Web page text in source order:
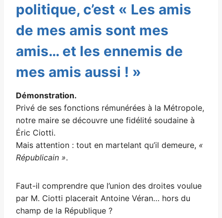
politique, c’est « Les amis
de mes amis sont mes
amis… et les ennemis de
mes amis aussi ! »
Démonstration.
Privé de ses fonctions rémunérées à la Métropole,
notre maire se découvre une fidélité soudaine à
Éric Ciotti.
Mais attention : tout en martelant qu’il demeure, «
Républicain ».
Faut-il comprendre que l’union des droites voulue
par M. Ciotti placerait Antoine Véran… hors du
champ de la République ?